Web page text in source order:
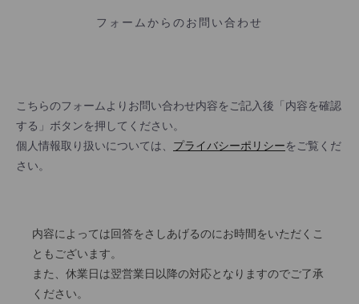
フォームからのお問い合わせ
こちらのフォームよりお問い合わせ内容をご記入後「内容を確認
する」ボタンを押してください。
個人情報取り扱いについては、 プライバシーポリシーをご覧くだ
さい。
内容によっては回答をさしあげるのにお時間をいただくこ
ともございます。
また、休業日は翌営業日以降の対応となりますのでご了承
ください。